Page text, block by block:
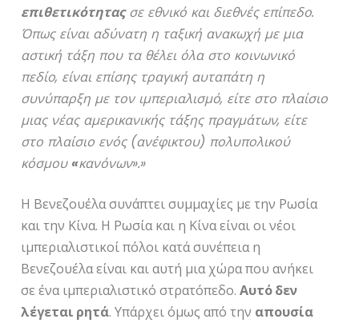
επιθετικότηταςσε εθνικό και διεθνές επίπεδο.
Όπως είναι αδύνατη η ταξική ανακωχή με μια
αστική τάξη που τα θέλει όλα στο κοινωνικό
πεδίο, είναι επίσης τραγική αυταπάτη η
συνύπαρξη με τον ιμπεριαλισμό, είτε στο πλαίσιο
μιας νέας αμερικανικής τάξης πραγμάτων, είτε
στο πλαίσιο ενός (ανέφικτου) πολυπολικού
κόσμου «κανόνων».»
Η Βενεζουέλα συνάπτει συμμαχίες με την Ρωσία
και την Κίνα. Η Ρωσία και η Κίνα είναι οι νέοι
ιμπεριαλιστικοί πόλοι κατά συνέπεια η
Βενεζουέλα είναι και αυτή μια χώρα που ανήκει
σε ένα ιμπεριαλιστικό στρατόπεδο.Αυτό δεν
λέγεται ρητά. Υπάρχει όμως από την απουσία